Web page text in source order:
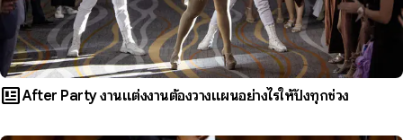
newsmodeAfter Party งานแต่งงานต้องวางแผนอย่างไรให้ปังทุกช่วง